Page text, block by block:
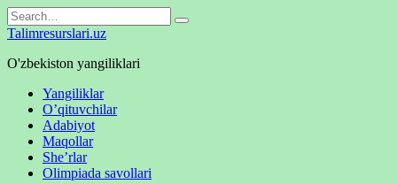
Skip
to
Search
for:
Talimresurslari.uz
O'zbekiston yangiliklari
Yangiliklar
O’qituvchilar
Adabiyot
Maqollar
She’rlar
Olimpiada savollari